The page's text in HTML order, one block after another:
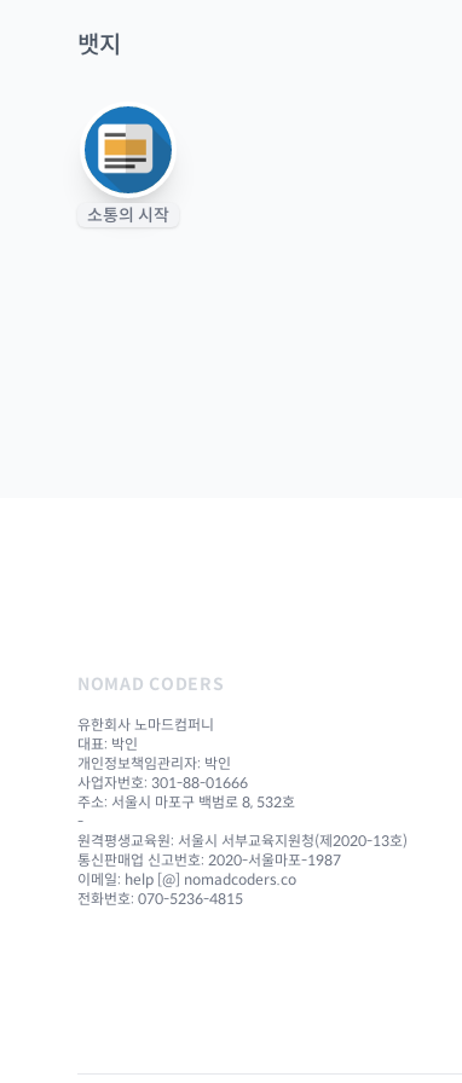
뱃지
소통의 시작
NOMAD CODERS
유한회사 노마드컴퍼니
대표: 박인
개인정보책임관리자: 박인
사업자번호: 301-88-01666
주소: 서울시 마포구 백범로 8, 532호
-
원격평생교육원: 서울시 서부교육지원청(제2020-13호)
통신판매업 신고번호: 2020-서울마포-1987
이메일: help [@] nomadcoders.co
전화번호: 070-5236-4815